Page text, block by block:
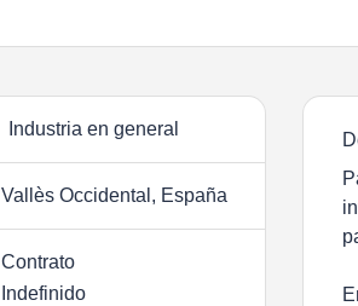
Industria en general
Vallès Occidental, España
Contrato
Indefinido